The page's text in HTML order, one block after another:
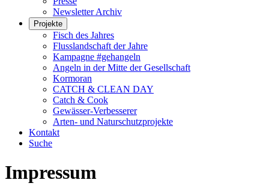
Newsletter Archiv
Projekte
Fisch des Jahres
Flusslandschaft der Jahre
Kampagne #gehangeln
Angeln in der Mitte der Gesellschaft
Kormoran
CATCH & CLEAN DAY
Catch & Cook
Gewässer-Verbesserer
Arten- und Naturschutzprojekte
Kontakt
Suche
Impressum